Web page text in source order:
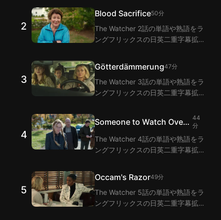
The Watcher 1話のセリフの翻訳を
提供します。
2
Blood Sacrifice50分
The Watcher 2話の単語や熟語をラ
ングフリックスの日英二重字幕拡張
The Watcher 2話のセリフの翻訳を
提供します。
3
Götterdämmerung47分
The Watcher 3話の単語や熟語をラ
ングフリックスの日英二重字幕拡張
ラングフリックスは二重字幕機能で
The Watcher 3話のセリフの翻訳を
提供します。
4
Someone to Watch Over
44
分
The Watcher 4話の単語や熟語をラ
ングフリックスの日英二重字幕拡張
The Watcher 4話のセリフの翻訳を
提供します。
5
Occam's Razor49分
The Watcher 5話の単語や熟語をラ
ングフリックスの日英二重字幕拡張